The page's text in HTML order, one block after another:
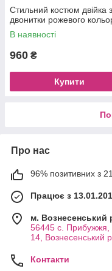
Стильний костюм двійка з
двонитки рожевого
В наявності
960 ₴
Купити
Про нас
96% позитивних з
Працює з
м. Вознесенський
56445 с. Прибужжя,
14, Вознесенський
Контакти